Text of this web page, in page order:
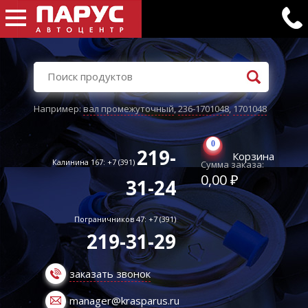
Например:вал промежуточный,236-1701048,1701048
Калинина 167: +7 (391) 219-
31-24
Пограничников 47: +7 (391)
219-31-29
заказать звонок
manager@krasparus.ru
0
Корзина
Сумма заказа:
0,00 ₽